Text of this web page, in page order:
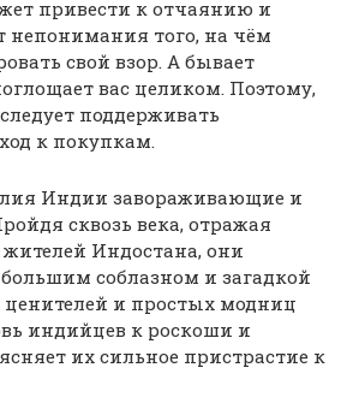
привести к отчаянию и
непонимания того, на чём
свой взор. А бывает
вас целиком. Поэтому,
поддерживать
к покупкам.
Индии завораживающие и
сквозь века, отражая
Индостана, они
соблазном и загадкой
и простых модниц
индийцев к роскоши и
их сильное пристрастие к